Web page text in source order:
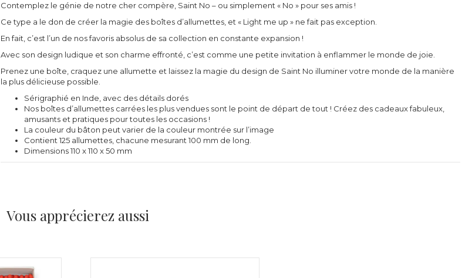
Contemplez le génie de notre cher compère, Saint No – ou simplement « No » pour ses amis !
Ce type a le don de créer la magie des boîtes d’allumettes, et « Light me up » ne fait pas exception.
En fait, c’est l’un de nos favoris absolus de sa collection en constante expansion !
Avec son design ludique et son charme effronté, c’est comme une petite invitation à enflammer le monde de joie.
Prenez une boîte, craquez une allumette et laissez la magie du design de Saint No illuminer votre monde de la manière
la plus délicieuse possible.
Sérigraphié en Inde, avec des détails dorés
Nos boîtes d’allumettes carrées les plus vendues sont le point de départ de tout ! Créez des cadeaux fabuleux,
amusants et pratiques pour toutes les occasions !
La couleur du bâton peut varier de la couleur montrée sur l’image
Contient 125 allumettes, chacune mesurant 100 mm de long.
Dimensions 110 x 110 x 50 mm
Vous apprécierez aussi